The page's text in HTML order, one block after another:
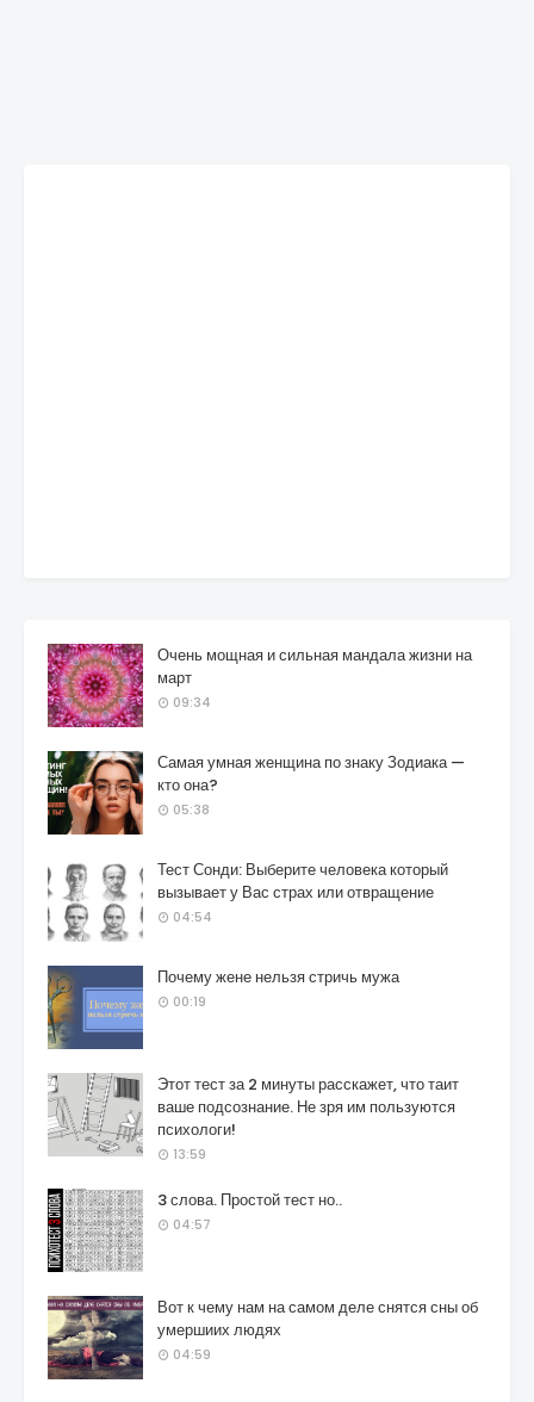
Очень мощная и сильная мандала жизни на
март
09:34
Самая умная женщина по знаку Зодиака —
кто она?
05:38
Тест Сонди: Выберите человека который
вызывает у Вас страх или отвращение
04:54
Почему жене нельзя стричь мужа
00:19
Этот тест за 2 минуты расскажет, что таит
ваше подсознание. Не зря им пользуются
психологи!
13:59
3 слова. Простой тест но..
04:57
Вот к чему нам на самом деле снятся сны об
умершиих людях
04:59